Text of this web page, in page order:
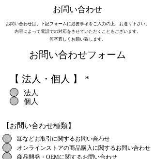
​お問い合わせ
お問い合わせは、下記フォームに必要事項をご入力の上、お送り下さい。
内容によって電話での対応をさせていただくこともございます。
何卒宜しくお願い致します。
​お問い合わせフォーム
【 法人・個人 】 *
法人
個人
【お問い合わせ種類】
卸などお取引に関するお問い合わせ
オンラインストアの商品購入に関するお問い合わせ
商品開発・OEMに関するお問い合わせ